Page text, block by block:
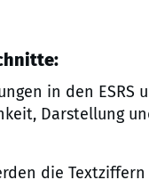
in den ESRS
Darstellung
die Textziffern